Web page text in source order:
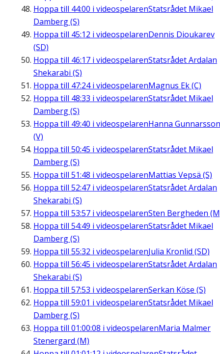
Hoppa till 44:00 i videospelarenStatsrådet Mikael
Damberg (S)
Hoppa till 45:12 i videospelarenDennis Dioukarev
(SD)
Hoppa till 46:17 i videospelarenStatsrådet Ardalan
Shekarabi (S)
Hoppa till 47:24i videospelarenMagnus Ek (C)
Hoppa till 48:33 i videospelarenStatsrådet Mikael
Damberg (S)
Hoppa till 49:40 i videospelarenHanna Gunnarsson
(V)
Hoppa till 50:45 i videospelarenStatsrådet Mikael
Damberg (S)
Hoppa till 51:48 i videospelarenMattias Vepsä (S)
Hoppa till 52:47 i videospelarenStatsrådet Ardalan
Shekarabi (S)
Hoppa till 53:57 i videospelarenSten Bergheden
Hoppa till 54:49 i videospelarenStatsrådet Mikael
Damberg (S)
Hoppa till 55:32 i videospelarenJulia Kronlid (SD)
Hoppa till 56:45 i videospelarenStatsrådet Ardalan
Shekarabi (S)
Hoppa till 57:53 i videospelarenSerkan Köse (S)
Hoppa till 59:01 i videospelarenStatsrådet Mikael
Damberg (S)
Hoppa till 01:00:08 i videospelarenMaria Malmer
Stenergard (M)